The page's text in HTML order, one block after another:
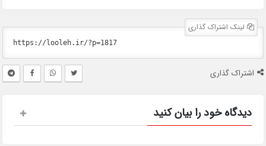
لینک اشتراک گذاری
اشتراک گذاری
دیدگاه خود را بیان کنید